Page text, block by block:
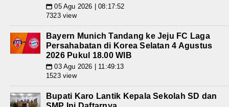
📅 05 Agu 2026 | 08:17:52
7323 view
Bayern Munich Tandang ke Jeju FC Laga
Persahabatan di Korea Selatan 4 Agustus
2026 Pukul 18.00 WIB
📅 03 Agu 2026 | 11:49:13
1523 view
Bupati Karo Lantik Kepala Sekolah SD dan